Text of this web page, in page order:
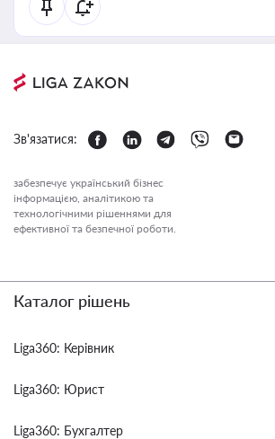
Зв'язатися:
забезпечує український бізнес
інформацією, аналітикою та
технологічними рішеннями для
ефективної та безпечної роботи.
Каталог рішень
Liga360: Керівник
Liga360: Юрист
Liga360: Бухгалтер